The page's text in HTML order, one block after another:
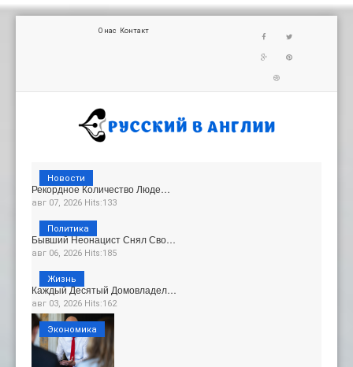
О нас Контакт
Рекордное Количество Люде…
авг 07, 2026 Hits:133
Новости
Бывший Неонацист Снял Сво…
авг 06, 2026 Hits:185
Политика
Каждый Десятый Домовладел…
авг 03, 2026 Hits:162
Жизнь
Экономика